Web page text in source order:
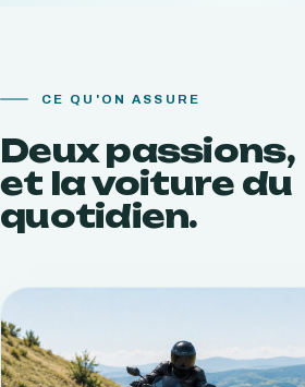
CE QU'ON ASSURE
Deux passions,
et la voiture du
quotidien.